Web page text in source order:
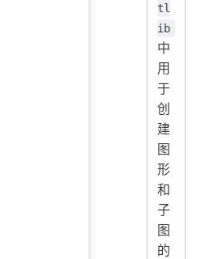
tl
ib
中
用
于
创
建
图
形
和
子
图
的